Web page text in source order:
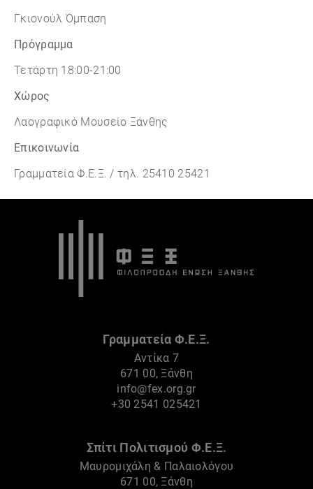
Γκιονούλ Όμπαση
Πρόγραμμα
Τετάρτη 18:00-21:00
Χώρος
Λαογραφικό Μουσείο Ξάνθης
Επικοινωνία
Γραμματεία Φ.Ε.Ξ. / τηλ. 25410 25421
Γραμματεία Φ.Ε.Ξ.
Αντίκα 7
671 00, Ξάνθη
info@fex.org.gr
+30 2541 025421
Σπίτι Πολιτισμού Φ.Ε.Ξ.
Μαυρομιχάλη & Παλαιολόγου
671 00, Ξάνθη